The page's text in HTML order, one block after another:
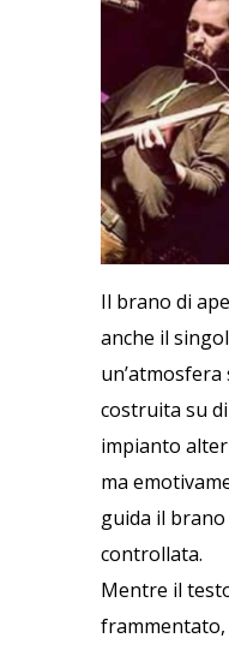
Il brano di
anche il
un’atmosfera
costruita su
impianto
ma
guida il
controllata.
Mentre il
frammentato,